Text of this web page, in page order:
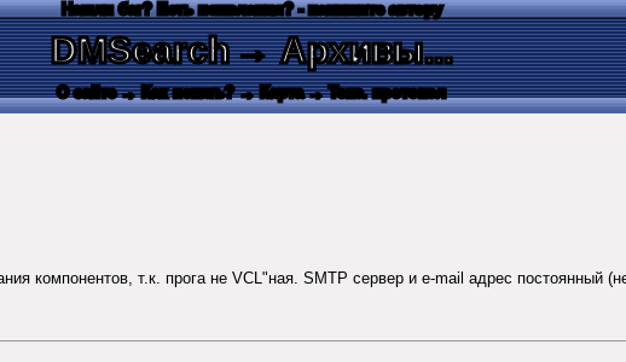
Нашли баг? Есть пожелания? - напишите автору
DMSearch→ Архивы...
О сайте → Как искать? → Карта → Текс. протокол
компонентов, т.к. прога не VCL"ная. SMTP сервер и e-mail адрес постоянный